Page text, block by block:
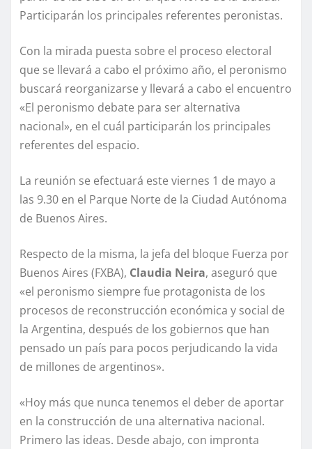
Participarán los principales referentes peronistas.
Con la mirada puesta sobre el proceso electoral
que se llevará a cabo el próximo año, el peronismo
buscará reorganizarse y llevará a cabo el encuentro
«El peronismo debate para ser alternativa
nacional», en el cuál participarán los principales
referentes del espacio.
La reunión se efectuará este viernes 1 de mayo a
las 9.30 en el Parque Norte de la Ciudad Autónoma
de Buenos Aires.
Respecto de la misma, la jefa del bloque Fuerza por
Buenos Aires (FXBA), Claudia Neira, aseguró que
«el peronismo siempre fue protagonista de los
procesos de reconstrucción económica y social de
la Argentina, después de los gobiernos que han
pensado un país para pocos perjudicando la vida
de millones de argentinos».
«Hoy más que nunca tenemos el deber de aportar
en la construcción de una alternativa nacional.
Primero las ideas. Desde abajo, con impronta